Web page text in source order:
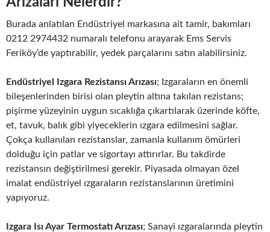
Burada anlatılan Endüstriyel markasına ait tamir, bakımları
0212 2974432 numaralı telefonu arayarak Ems Servis
Feriköy’de yaptırabilir, yedek parçalarını satın alabilirsiniz.
Endüstriyel Izgara Rezistansı Arızası; Izgaraların en önemli
bileşenlerinden birisi olan pleytin altına takılan rezistans;
pişirme yüzeyinin uygun sıcaklığa çıkartılarak üzerinde köfte,
et, tavuk, balık gibi yiyeceklerin ızgara edilmesini sağlar.
Çokça kullanılan rezistanslar, zamanla kullanım ömürleri
dolduğu için patlar ve sigortayı attırırlar. Bu takdirde
rezistansın değiştirilmesi gerekir. Piyasada olmayan özel
imalat endüstriyel ızgaraların rezistanslarının üretimini
yapıyoruz.
Izgara Isı Ayar Termostatı Arızası; Sanayi ızgaralarında pleytin